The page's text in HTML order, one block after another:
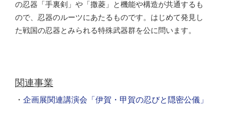
の忍器「手裏剣」や「撒菱」と機能や構造が共通するも
ので、忍器のルーツにあたるものです。はじめて発見し
た戦国の忍器とみられる特殊武器群を公に問います。
関連事業
・ 企画展関連講演会「伊賀・甲賀の忍びと隠密公儀」